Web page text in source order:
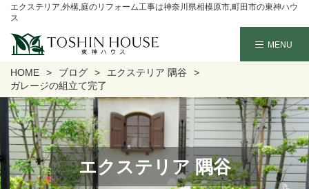
エクステリア,外構,庭のリフォーム工事は神奈川県相模原市,町田市の東神ハウ
ス
HOME ブログ
エクステリア 隅谷
ガレージの組立て完了
エクステリア 隅谷